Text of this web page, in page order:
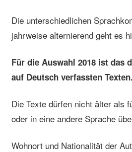
Die unterschiedlichen
jahrweise alternierend geht es
Für die Auswahl 2018 ist das
auf Deutsch verfassten Texten.
Die Texte dürfen nicht älter als
oder in eine andere Sprache
Wohnort und Nationalität der